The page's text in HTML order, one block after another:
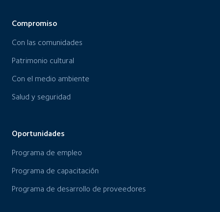
Compromiso
Con las comunidades
Patrimonio cultural
Con el medio ambiente
Salud y seguridad
Oportunidades
Programa de empleo
Programa de capacitación
Programa de desarrollo de proveedores